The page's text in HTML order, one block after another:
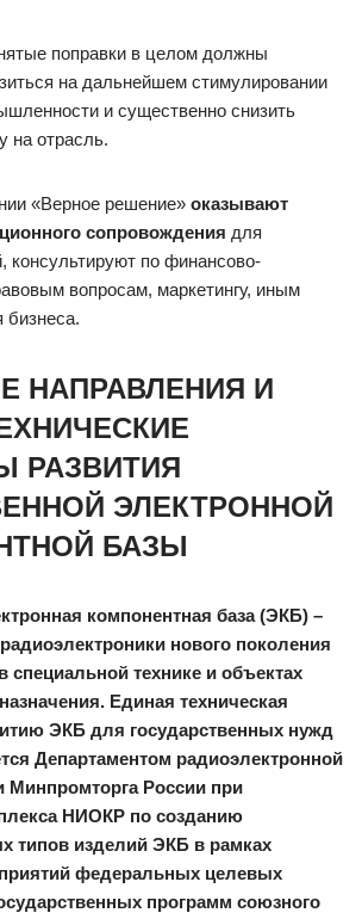
поправки в целом должны
на дальнейшем стимулировании
и существенно снизить
на отрасль.
«Верное решение» оказывают
сопровождения для
консультируют по финансово-
вопросам, маркетингу, иным
бизнеса.
НАПРАВЛЕНИЯ И
РАЗВИТИЯ
ЭЛЕКТРОННОЙ
БАЗЫ
компонентная база (ЭКБ) –
нового поколения
специальной технике и объектах
Единая техническая
ЭКБ для государственных нужд
Департаментом радиоэлектронной
России при
НИОКР по созданию
типов изделий ЭКБ в рамках
федеральных целевых
программ союзного